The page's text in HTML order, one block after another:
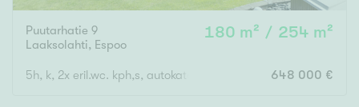
Puutarhatie 9
Laaksolahti, Espoo
180 m² / 254 m²
5h, k, 2x eril.wc. kph,s, autokatos 648 000 €